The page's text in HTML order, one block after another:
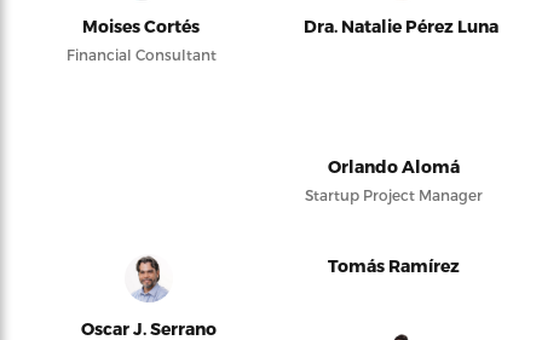
Moises Cortés
Financial Consultant
Dra. Natalie Pérez Luna
Orlando Alomá
Startup Project Manager
Oscar J. Serrano
Tomás Ramírez